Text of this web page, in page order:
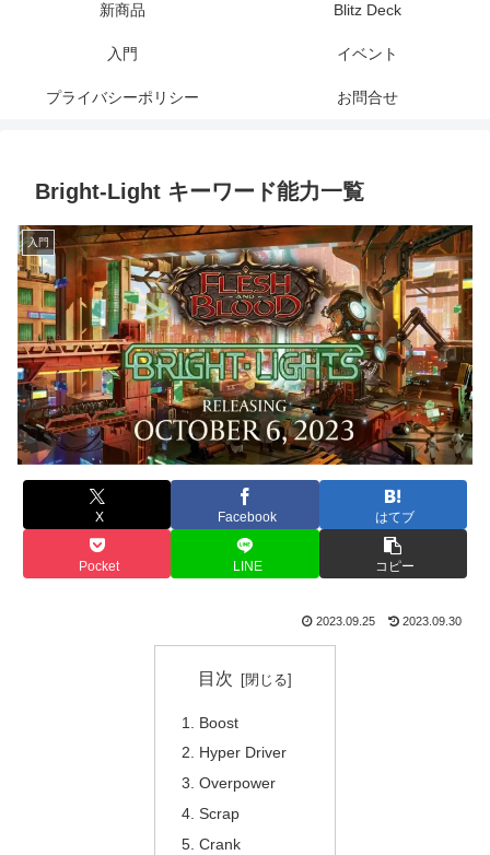
新商品 Blitz Deck
入門 イベント
プライバシーポリシー お問合せ
Bright-Light キーワード能力一覧
入門
X Facebook はてブ
Pocket LINE コピー
2023.09.25 2023.09.30
目次
Boost
Hyper Driver
Overpower
Scrap
Crank